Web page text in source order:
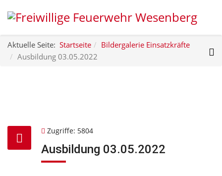
Aktuelle Seite: Startseite
Bildergalerie Einsatzkräfte
Ausbildung 03.05.2022
Zugriffe: 5804
Ausbildung 03.05.2022